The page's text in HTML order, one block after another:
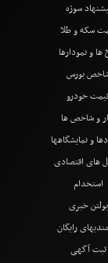
سوژه
سکه و طلا
ها و نمودارها
بورس
خودرو
و شاخص ها
و نمایشگاهها
های اقتصادی
استخدام
بولتن خبری
رایگان
ثبت آگهی